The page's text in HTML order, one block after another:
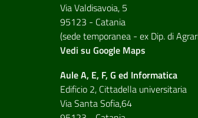
Via Valdisavoia, 5
95123 - Catania
(sede temporanea - ex Dip. di
Vedi su Google Maps
Aule A, E, F, G ed Informatica
Edificio 2, Cittadella universitaria
Via Santa Sofia,64